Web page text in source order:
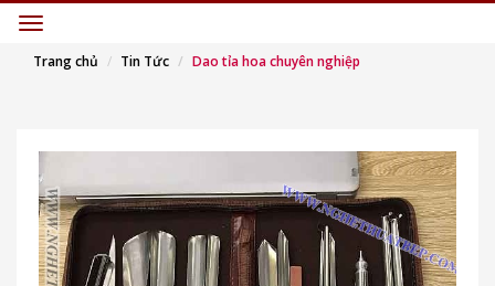
Menu
Trang chủ Tin Tức Dao tỉa hoa chuyên nghiệp